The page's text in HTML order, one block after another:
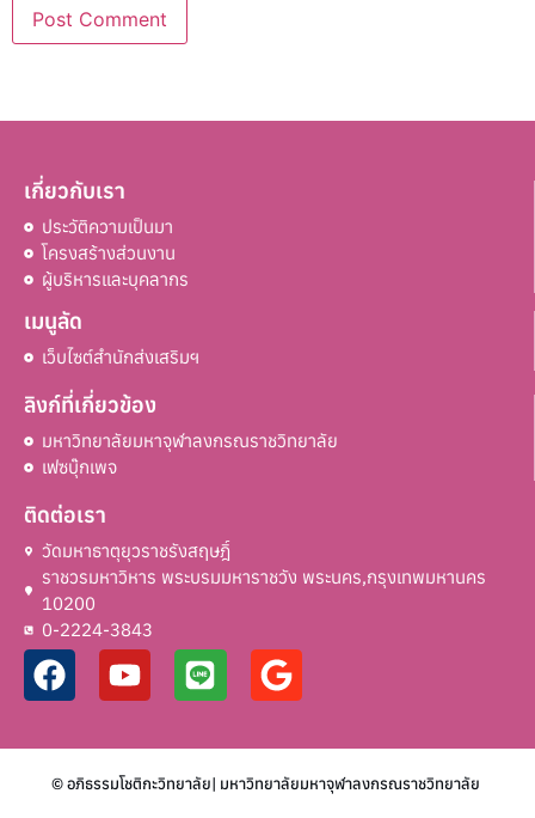
เกี่ยวกับเรา
ประวัติความเป็นมา
โครงสร้างส่วนงาน
ผู้บริหารและบุคลากร
เมนูลัด
เว็บไซต์สำนักส่งเสริมฯ
ลิงก์ที่เกี่ยวข้อง
มหาวิทยาลัยมหาจุฬาลงกรณราชวิทยาลัย
เฟซบุ๊กเพจ
ติดต่อเรา
วัดมหาธาตุยุวราชรังสฤษฎิ์
ราชวรมหาวิหาร พระบรมมหาราชวัง พระนคร,กรุงเทพมหานคร
10200
0-2224-3843
© อภิธรรมโชติกะวิทยาลัย| มหาวิทยาลัยมหาจุฬาลงกรณราชวิทยาลัย